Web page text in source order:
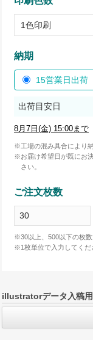
納期
15営業日出荷
出荷目安日
工場の混み具合により
お届け希望日が既にお
さい。
ご注文枚数
※30以上、500以下の枚数
※1枚単位で入力してくだ
illustratorデータ入稿用